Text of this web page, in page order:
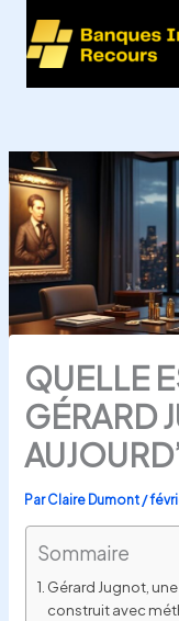
contenu
QUELLE
GÉRARD
ParClaire Dumont/
Sommaire
Gérard Jugnot,
construit avec